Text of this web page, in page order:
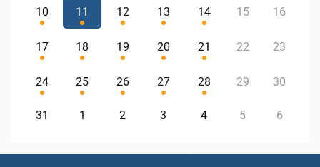
10 11 12 13 14 15 16
17 18 19 20 21 22 23
24 25 26 27 28 29 30
31 1 2 3 4 5 6